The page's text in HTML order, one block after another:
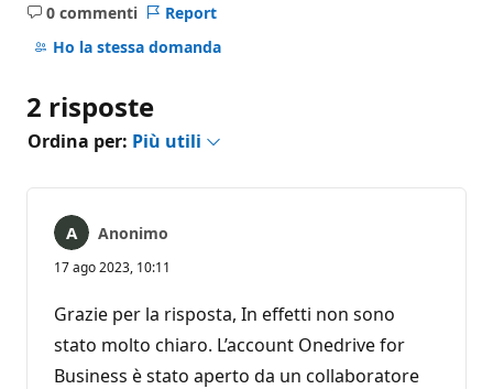
0 commenti
Nessun
commento
Report
Ho la stessa domanda
2 risposte
Ordina per: Più utili
Anonimo
17 ago 2023, 10:11
Grazie per la risposta, In effetti non sono
stato molto chiaro. L’account Onedrive for
Business è stato aperto da un collaboratore